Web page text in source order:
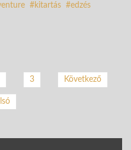
kitartás
edzés
3 Következő